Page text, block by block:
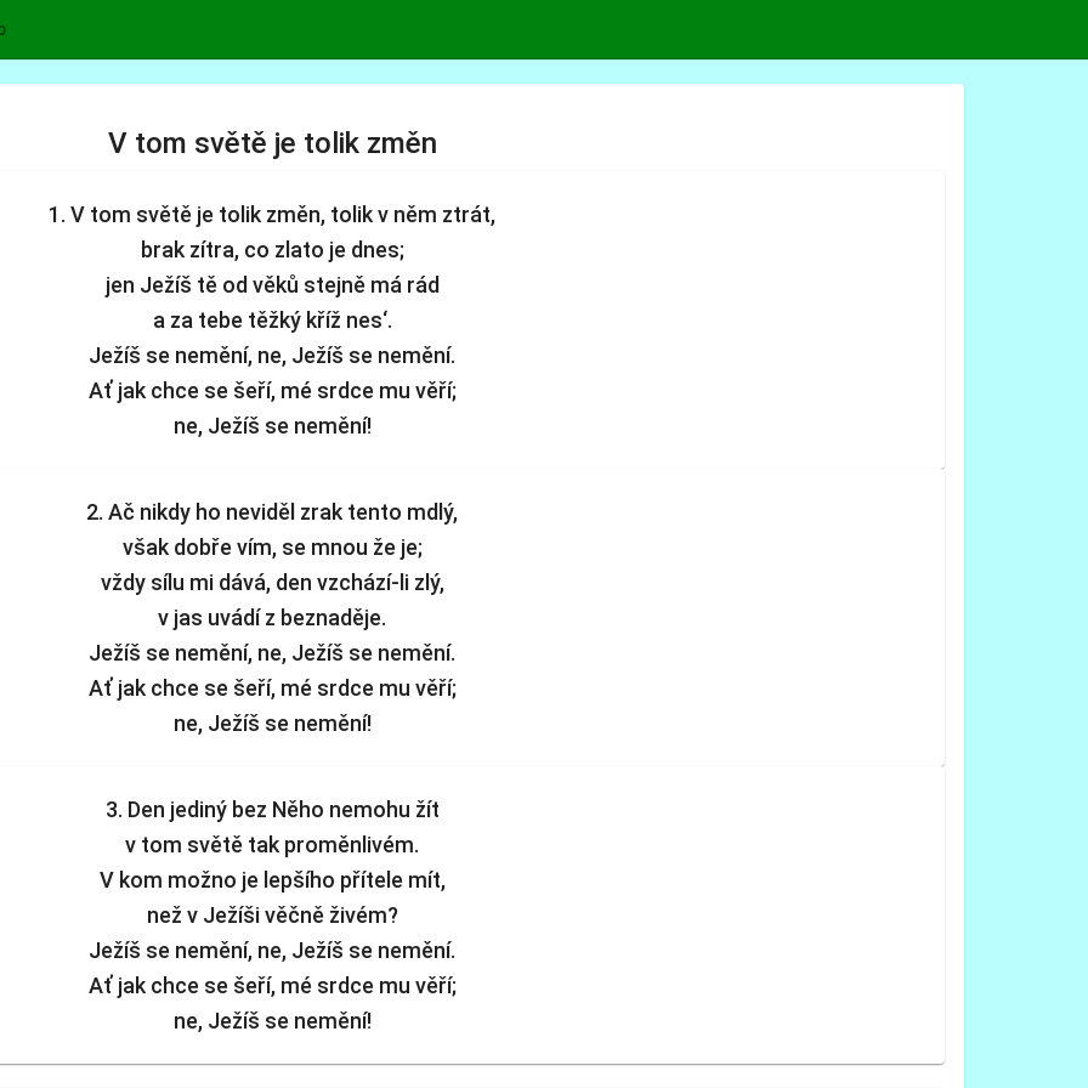
V tom světě je tolik změn
1. V tom světě je tolik změn, tolik v něm ztrát,
brak zítra, co zlato je dnes;
jen Ježíš tě od věků stejně má rád
a za tebe těžký kříž nes‘.
Ježíš se nemění, ne, Ježíš se nemění.
Ať jak chce se šeří, mé srdce mu věří;
ne, Ježíš se nemění!
2. Ač nikdy ho neviděl zrak tento mdlý,
však dobře vím, se mnou že je;
vždy sílu mi dává, den vzchází-li zlý,
v jas uvádí z beznaděje.
Ježíš se nemění, ne, Ježíš se nemění.
Ať jak chce se šeří, mé srdce mu věří;
ne, Ježíš se nemění!
3. Den jediný bez Něho nemohu žít
v tom světě tak proměnlivém.
V kom možno je lepšího přítele mít,
než v Ježíši věčně živém?
Ježíš se nemění, ne, Ježíš se nemění.
Ať jak chce se šeří, mé srdce mu věří;
ne, Ježíš se nemění!